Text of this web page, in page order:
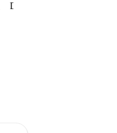
Disponibilità